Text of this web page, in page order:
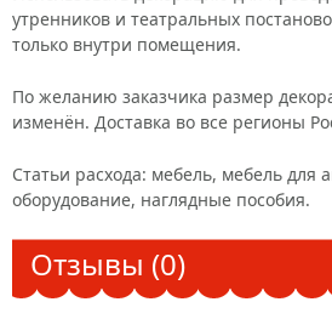
утренников и театральных
только внутри помещения.
По желанию заказчика размер
изменён. Доставка во все регионы
Статьи расхода: мебель, мебель для
оборудование, наглядные пособия.
Отзывы (0)